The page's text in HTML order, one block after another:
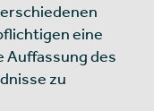
eine
Auffassung des
zu